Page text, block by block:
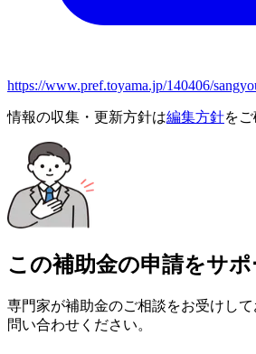
https://www.pref.toyama.jp/140406/
情報の収集・更新方針は編集方針をご
この補助金の申請をサ
専門家が補助金のご相談をお受けし
問い合わせください。